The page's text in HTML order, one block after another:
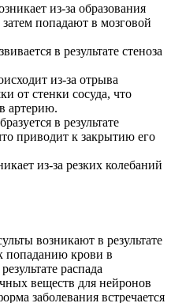
из-за образования
попадают в мозговой
в результате стеноза
из-за отрыва
от стенки сосуда, что
артерию.
в результате
приводит к закрытию его
из-за резких колебаний
возникают в результате
попаданию крови в
распада
веществ для нейронов
заболевания встречается